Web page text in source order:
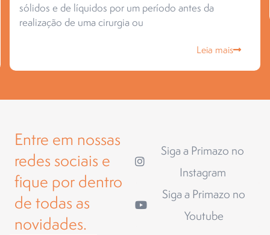
sólidos e de líquidos por um período antes da
realização de uma cirurgia ou
Leia mais
Entre em nossas
redes sociais e
fique por dentro
de todas as
novidades.
Siga a Primazo no
Instagram
Siga a Primazo no
Youtube